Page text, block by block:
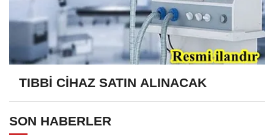
TIBBİ CİHAZ SATIN ALINACAK
SON HABERLER